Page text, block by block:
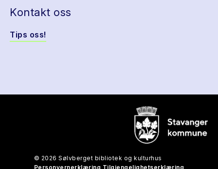
Kontakt oss
Tips oss!
© 2026 Sølvberget bibliotek og kulturhus
Personvernerklæring Tilgjengelighetserklæring